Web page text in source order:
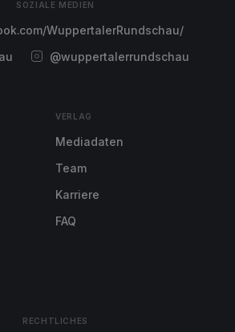
SOZIALE MEDIEN
WuppertalerRundschau/
@wuppertalerrundschau
VERLAG
Mediadaten
Team
Karriere
FAQ
RECHTLICHES